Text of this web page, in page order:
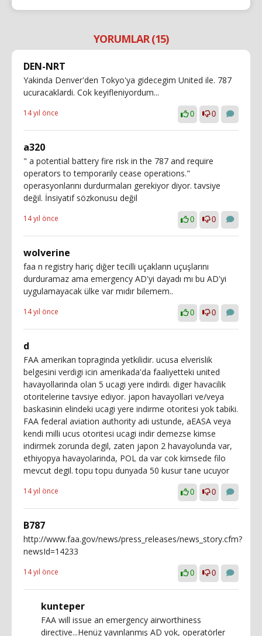
YORUMLAR (15)
DEN-NRT
Yakinda Denver'den Tokyo'ya gidecegim United ile. 787
ucuracaklardi. Cok keyifleniyordum...
14 yıl önce 0 0
a320
" a potential battery fire risk in the 787 and require
operators to temporarily cease operations."
operasyonlarını durdurmaları gerekiyor diyor. tavsiye
değil. İnsiyatif sözkonusu değil
14 yıl önce 0 0
wolverine
faa n registry hariç diğer tecilli uçakların uçuşlarını
durduramaz ama emergency AD'yi dayadı mı bu AD'yi
uygulamayacak ülke var mıdır bilemem..
14 yıl önce 0 0
d
FAA amerikan topraginda yetkilidir. ucusa elverislik
belgesini verdigi icin amerikada'da faaliyetteki united
havayollarinda olan 5 ucagi yere indirdi. diger havacilik
otoritelerine tavsiye ediyor. japon havayollari ve/veya
baskasinin elindeki ucagi yere indirme otoritesi yok tabiki.
FAA federal aviation authority adi ustunde, aEASA veya
kendi milli ucus otoritesi ucagi indir demezse kimse
indirmek zorunda degil, zaten japon 2 havayolunda var,
ethiyopya havayolarinda, POL da var cok kimsede filo
mevcut degil. topu topu dunyada 50 kusur tane ucuyor
14 yıl önce 0 0
B787
http://www.faa.gov/news/press_releases/news_story.cfm?
newsId=14233
14 yıl önce 0 0
kunteper
FAA will issue an emergency airworthiness
directive...Henüz yayınlanmış AD yok, operatörler